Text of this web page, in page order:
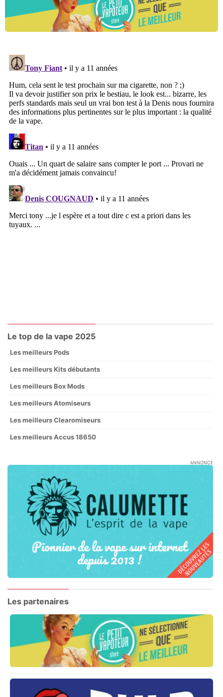
Le top de la vape 2025
Les meilleurs Pods
Les meilleurs Kits débutants
Les meilleurs Box Mods
Les meilleurs Atomiseurs
Les meilleurs Clearomiseurs
Les meilleurs Accus 18650
ANNONCE
Les partenaires